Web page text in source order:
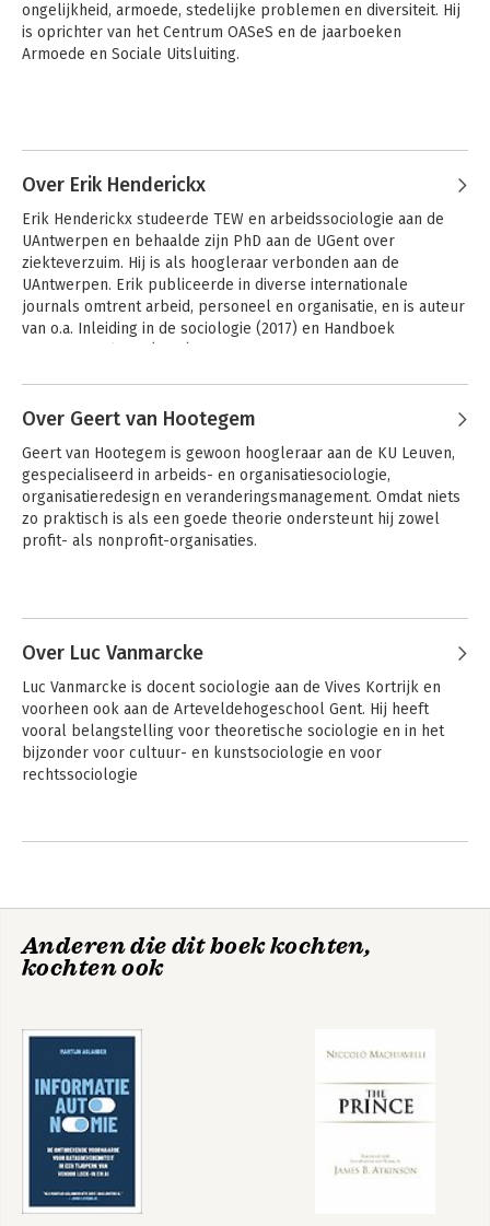
ongelijkheid, armoede, stedelijke problemen en diversiteit. Hij
is oprichter van het Centrum OASeS en de jaarboeken
Armoede en Sociale Uitsluiting.
Over Erik Henderickx
Erik Henderickx studeerde TEW en arbeidssociologie aan de
UAntwerpen en behaalde zijn PhD aan de UGent over
ziekteverzuim. Hij is als hoogleraar verbonden aan de
UAntwerpen. Erik publiceerde in diverse internationale
journals omtrent arbeid, personeel en organisatie, en is auteur
van o.a. Inleiding in de sociologie (2017) en Handboek
Henderickx
Strategisch HRM
Over Geert van Hootegem
Geert van Hootegem is gewoon hoogleraar aan de KU Leuven,
gespecialiseerd in arbeids- en organisatiesociologie,
organisatieredesign en veranderingsmanagement. Omdat niets
zo praktisch is als een goede theorie ondersteunt hij zowel
profit- als nonprofit-organisaties.
Over Luc Vanmarcke
Luc Vanmarcke is docent sociologie aan de Vives Kortrijk en
voorheen ook aan de Arteveldehogeschool Gent. Hij heeft
vooral belangstelling voor theoretische sociologie en in het
bijzonder voor cultuur- en kunstsociologie en voor
rechtssociologie
Anderen die dit boek kochten,
kochten ook